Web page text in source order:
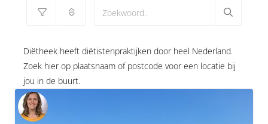
Diëtheek heeft diëtistenpraktijken door heel Nederland.
Zoek hier op plaatsnaam of postcode voor een locatie bij
jou in de buurt.